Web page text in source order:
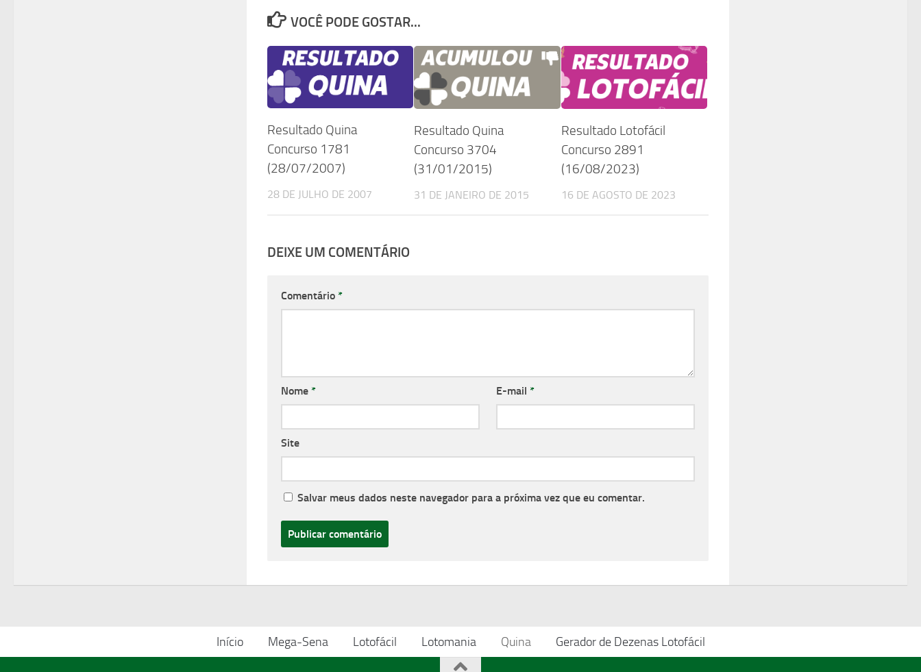
VOCÊ PODE GOSTAR...
Resultado Quina
Concurso 1781
(28/07/2007)
28 DE JULHO DE 2007
Resultado Quina
Concurso 3704
(31/01/2015)
31 DE JANEIRO DE 2015
Resultado Lotofácil
Concurso 2891
(16/08/2023)
16 DE AGOSTO DE 2023
DEIXE UM COMENTÁRIO
Comentário *
Nome * E-mail *
Site
Salvar meus dados neste navegador para a próxima vez que eu comentar.
Início Mega-Sena Lotofácil Lotomania Quina Gerador de Dezenas Lotofácil